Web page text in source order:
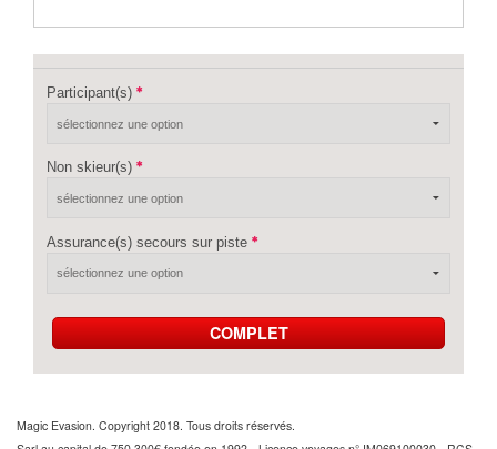
Participant(s)
Non skieur(s)
Assurance(s) secours sur piste
COMPLET
Magic Evasion. Copyright 2018. Tous droits réservés.